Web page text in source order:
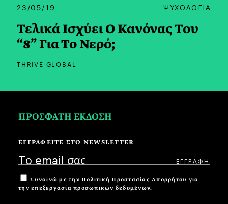
23/05/19 ΨΥΧΟΛΟΓΙΑ
Τελικά Ισχύει Ο Κανόνας Του
“8” Για Το Νερό;
THRIVE GLOBAL
ΠΡΟΣΦΑΤΗ ΕΚΔΟΣΗ
ΕΓΓΡΑΦΕΙΤΕ ΣΤΟ NEWSLETTER
Συναινώ με την Πολιτική Προστασίας Απορρήτου για
την επεξεργασία προσωπικών δεδομένων.